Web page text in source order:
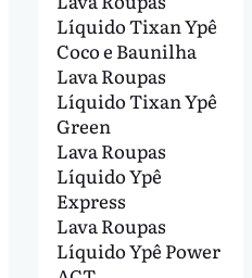
Líquido Tixan Ypê
Coco e Baunilha
Lava Roupas
Líquido Tixan Ypê
Green
Lava Roupas
Líquido Ypê
Express
Lava Roupas
Líquido Ypê Power